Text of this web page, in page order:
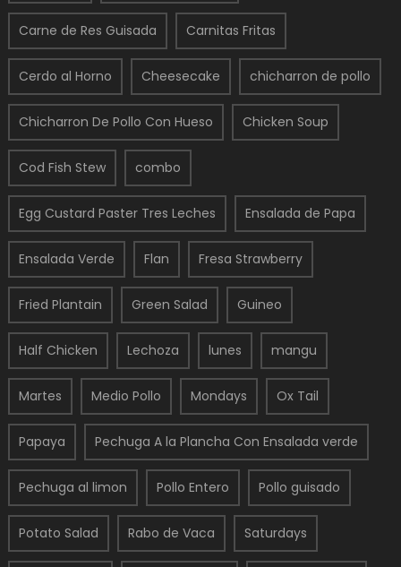
Carne de Res Guisada Carnitas Fritas
Cerdo al Horno Cheesecake chicharron de pollo
Chicharron De Pollo Con Hueso Chicken Soup
Cod Fish Stew combo
Egg Custard Paster Tres Leches Ensalada de Papa
Ensalada Verde Flan Fresa Strawberry
Fried Plantain Green Salad Guineo
Half Chicken Lechoza lunes mangu
Martes Medio Pollo Mondays Ox Tail
Papaya Pechuga A la Plancha Con Ensalada verde
Pechuga al limon Pollo Entero Pollo guisado
Potato Salad Rabo de Vaca Saturdays